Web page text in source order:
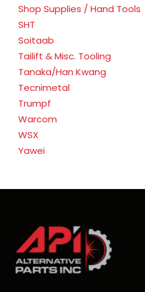
Shop Supplies / Hand Tools
SHT
Soitaab
Tailift & Misc. Tooling
Tanaka/Han Kwang
Tecnimetal
Trumpf
Warcom
WSX
Yawei